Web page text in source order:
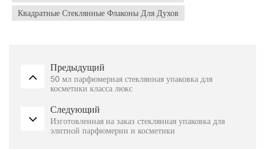
Квадратные Стеклянные Флаконы Для Духов
Предыдущий
50 мл парфюмерная стеклянная упаковка для
косметики класса люкс
Следующий
Изготовленная на заказ стеклянная упаковка для
элитной парфюмерии и косметики